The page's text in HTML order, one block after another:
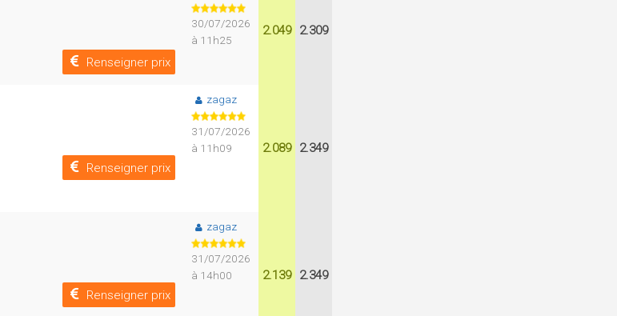
Renseigner prix
30/07/2026
à 11h25
2.049 2.309
Renseigner prix
zagaz
31/07/2026
à 11h09
2.089 2.349
Renseigner prix
zagaz
31/07/2026
à 14h00
2.139 2.349